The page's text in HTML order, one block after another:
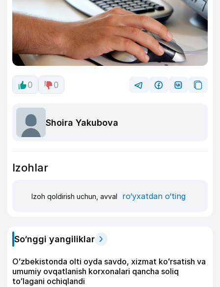
0 0
Shoira Yakubova
Izohlar
Izoh qoldirish uchun, avval ro‘yxatdan o‘ting
So‘nggi yangiliklar
Oʻzbekistonda olti oyda savdo, xizmat koʻrsatish va
umumiy ovqatlanish korxonalari qancha soliq
toʻlagani ochiqlandi